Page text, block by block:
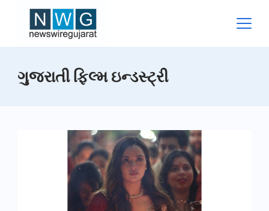
Wire
ગુજરાતી ફિલ્મ ઇન્ડસ્ટ્રી